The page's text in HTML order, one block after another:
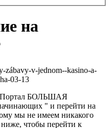
на
zábavy-v-jednom--kasino-a-
03-13
"Портал БОЛЬШАЯ
" и перейти на
мы не имеем никакого
чтобы перейти к